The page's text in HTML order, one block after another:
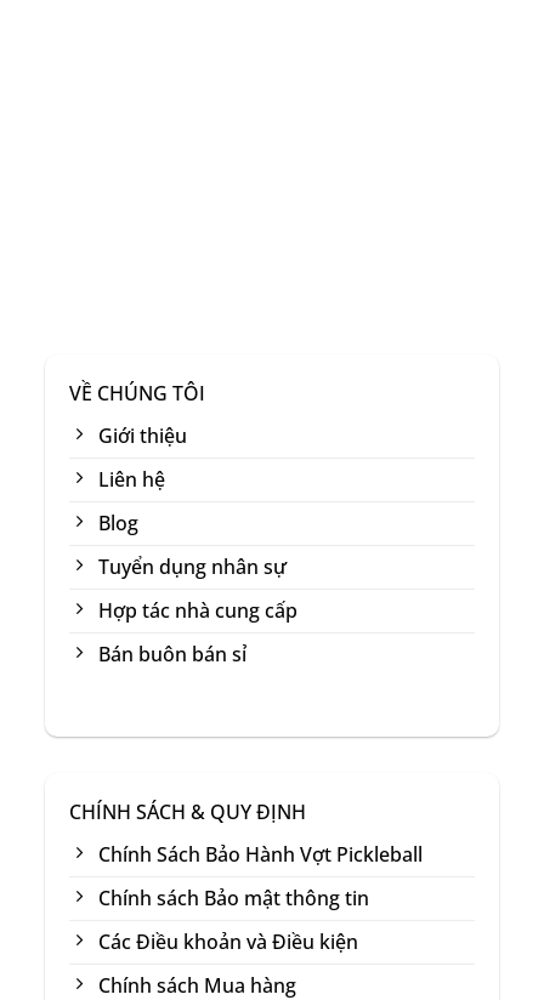
VỀ CHÚNG TÔI
Giới thiệu
Liên hệ
Blog
Tuyển dụng nhân sự
Hợp tác nhà cung cấp
Bán buôn bán sỉ
CHÍNH SÁCH & QUY ĐỊNH
Chính Sách Bảo Hành Vợt Pickleball
Chính sách Bảo mật thông tin
Các Điều khoản và Điều kiện
Chính sách Mua hàng